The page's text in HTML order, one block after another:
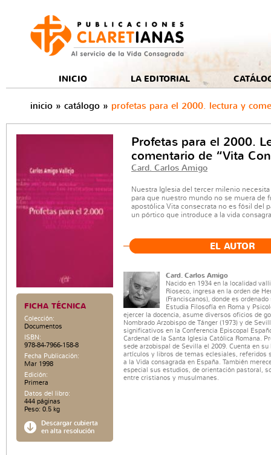
INICIO LA EDITORIAL
inicio » catálogo » profetas para el 2000. lectura y
FICHA TÉCNICA
Colección:
Documentos
ISBN:
978-84-7966-158-8
Fecha Publicación:
Mar 1998
Edición:
Primera
Datos del libro:
444 páginas
Peso: 0.5 kg
Descargar cubierta
en alta resolución
Profetas para el 2000.
comentario de “Vita
Card. Carlos Amigo
Nuestra Iglesia del tercer milenio
para que nuestro mundo no se muera de
apostólica Vita consecrata no es fósil del
un pórtico que introduce a la vida
EL AUTOR
Card. Carlos Amigo
Nacido en 1934 en la localidad
Rioseco, ingresa en la orden de
(Franciscanos), donde es
Estudia Filosofía en Roma y
ejercer la docencia, asume diversos oficios de
Nombrado Arzobispo de Tánger (1973) y de
significativos en la Conferencia Episcopal
Cardenal de la Santa Iglesia Católica Romana.
sede arzobispal de Sevilla el 2009. Cuenta en
artículos y libros de temas eclesiales, referidos
a la Vida consagrada en España. También
especial sus estudios, de orientación pastoral,
entre cristianos y musulmanes.